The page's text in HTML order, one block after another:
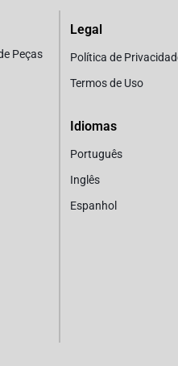
Peças
Legal
Política de
Termos de Uso
Idiomas
Português
Inglês
Espanhol